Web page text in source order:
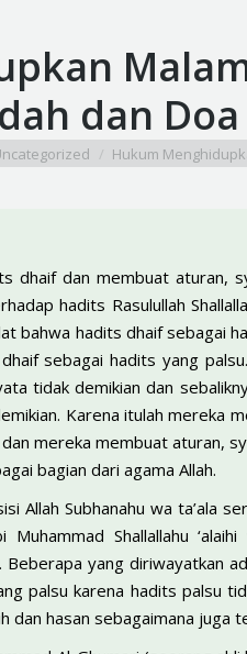
dan
Hukum
dhaif dan membuat
hadits Rasulullah
bahwa hadits dhaif sebagai
sebagai hadits yang
tidak demikian dan
Karena itulah mereka
mereka membuat
bagian dari agama Allah.
Allah Subhanahu wa ta’ala
Shallallahu
Beberapa yang diriwayatkan
palsu karena hadits palsu
hasan sebagaimana juga